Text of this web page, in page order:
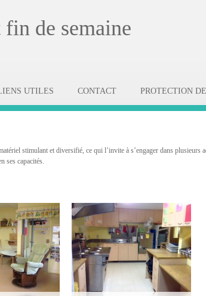
de semaine
UTILES CONTACT PROTECTION
stimulant et diversifié, ce qui l’invite à s’engager dans plusieurs
ses capacités.